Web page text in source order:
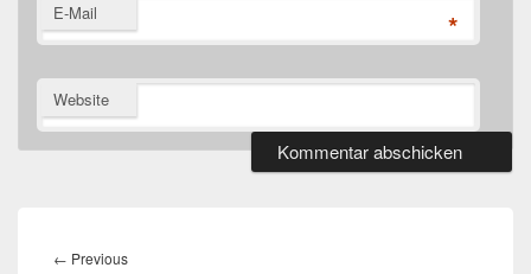
E-Mail *
Website
← PreviousPrevious